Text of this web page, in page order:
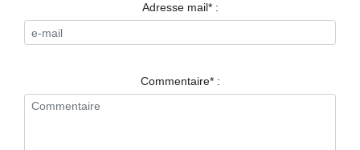
RESTAURANTS
NUIT
Adresse mail* :
Commentaire* :